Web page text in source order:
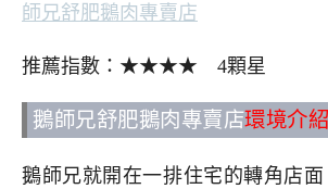
師兄舒肥鵝肉專賣店
推薦指數：★★★★ 4顆星
鵝師兄舒肥鵝肉專賣店環境介紹
鵝師兄就開在一排住宅的轉角店